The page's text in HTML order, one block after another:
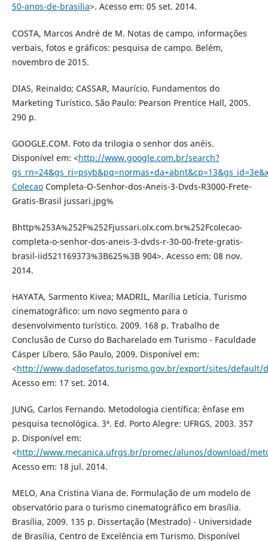
50-anos-de-brasilia>. Acesso em: 05 set. 2014.
COSTA, Marcos André de M. Notas de campo, informações
verbais, fotos e gráficos: pesquisa de campo. Belém,
novembro de 2015.
DIAS, Reinaldo; CASSAR, Maurício. Fundamentos do
Marketing Turístico. São Paulo: Pearson Prentice Hall, 2005.
290 p.
GOOGLE.COM. Foto da trilogia o senhor dos anéis.
Disponível em: <http://www.google.com.br/search?
ColecaoCompleta-O-Senhor-dos-Aneis-3-Dvds-R3000-Frete-
Gratis-Brasil jussari.jpg%
Bhttp%253A%252F%252Fjussari.olx.com.br%252Fcolecao-
completa-o-senhor-dos-aneis-3-dvds-r-30-00-frete-gratis-
brasil-iid521169373%3B625%3B 904>. Acesso em: 08 nov.
2014.
HAYATA, Sarmento Kivea; MADRIL, Marília Letícia. Turismo
cinematográfico: um novo segmento para o
desenvolvimento turístico. 2009. 168 p. Trabalho de
Conclusão de Curso do Bacharelado em Turismo - Faculdade
Cásper Líbero. São Paulo, 2009. Disponível em:
<http://www.dadosefatos.turismo.gov.br/export/sites/default/
Acesso em: 17 set. 2014.
JUNG, Carlos Fernando. Metodologia científica: ênfase em
pesquisa tecnológica. 3ª. Ed. Porto Alegre: UFRGS, 2003. 357
p. Disponível em:
<http://www.mecanica.ufrgs.br/promec/alunos/download/
Acesso em: 18 jul. 2014.
MELO, Ana Cristina Viana de. Formulação de um modelo de
observatório para o turismo cinematográfico em brasília.
Brasília, 2009. 135 p. Dissertação (Mestrado) - Universidade
de Brasília, Centro de Excelência em Turismo. Disponível